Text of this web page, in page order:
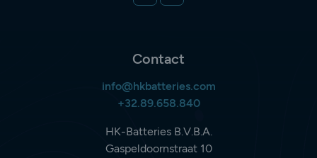
Contact
info@hkbatteries.com
+32.89.658.840
HK-Batteries B.V.B.A.
Gaspeldoornstraat 10